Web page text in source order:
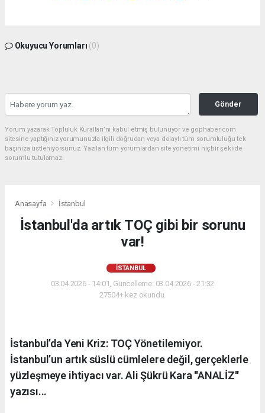
Okuyucu Yorumları (0)
Gönder
Yorum yazarak Topluluk Kuralları’nı kabul etmiş bulunuyor ve gophaber.com
sitesine yaptığınız yorumunuzla ilgili doğrudan veya dolaylı tüm sorumluluğu tek
başınıza üstleniyorsunuz. Yazılan tüm yorumlardan site yönetimi hiçbir şekilde
sorumlu tutulamaz.
Anasayfa İstanbul
İstanbul'da artık TOÇ gibi bir sorunu
var!
İSTANBUL
03.04.2026 - 14:01, Güncelleme: 03.04.2026 - 21:32
27504+ kez okundu.
İstanbul’da Yeni Kriz: TOÇ Yönetilemiyor.
İstanbul’un artık süslü cümlelere değil, gerçeklerle
yüzleşmeye ihtiyacı var. Ali Şükrü Kara ''ANALİZ''
yazısı...